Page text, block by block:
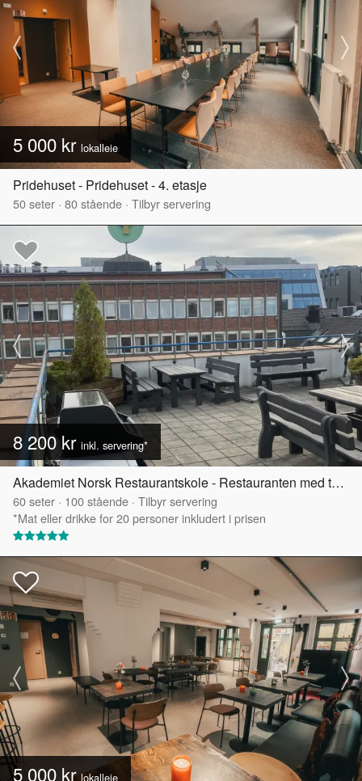
5 000 kr lokalleie
Pridehuset - Pridehuset - 4. etasje
50seter · 80stående · Tilbyr servering
8 200 kr inkl. servering*
Akademiet Norsk Restaurantskole - Restauranten med takterrasse
60seter · 100stående · Tilbyr servering
*Mat eller drikke for 20 personer inkludert i prisen
5 000 krlokalleie